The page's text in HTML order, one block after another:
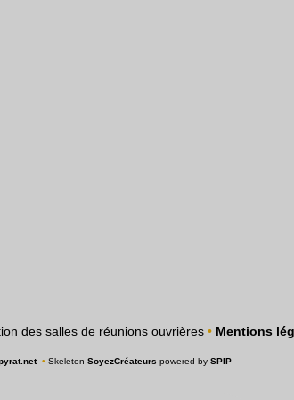
des salles de réunions ouvrières • Mentions
• Skeleton SoyezCréateurs powered by SPIP